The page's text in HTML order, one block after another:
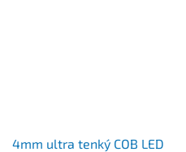
4mm ultra tenký COB LED